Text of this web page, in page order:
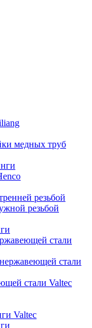
медных труб
резьбой
резьбой
стали
стали
стали Valtec
Valtec